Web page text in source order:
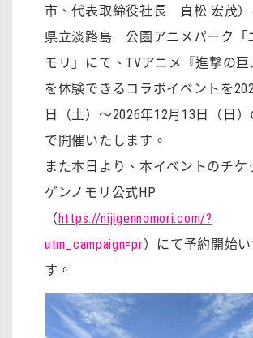
市、代表取締役社長 貞松 宏茂）
県立淡路島 公園アニメパーク「
モリ」にて、TVアニメ『進撃の
を体験できるコラボイベントを
日（土）～2026年12月13日（日
で開催いたします。
また本日より、本イベントのチケ
ゲンノモリ公式HP
（https://nijigennomori.com/?
utm_campaign=pr）にて予約開始
す。